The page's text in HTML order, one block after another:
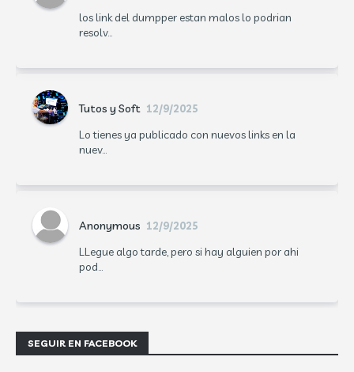
los link del dumpper estan malos lo podrian
resolv...
Tutos y Soft 12/9/2025
Lo tienes ya publicado con nuevos links en la
nuev...
Anonymous 12/9/2025
LLegue algo tarde, pero si hay alguien por ahi
pod...
SEGUIR EN FACEBOOK